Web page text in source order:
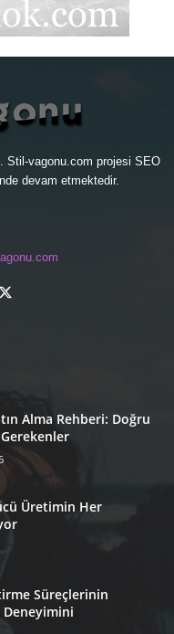
Stil-vagonu.com projesi SEO
devam etmektedir.
Alma Rehberi: Doğru
Üretimin Her
Süreçlerinin
Deneyimini